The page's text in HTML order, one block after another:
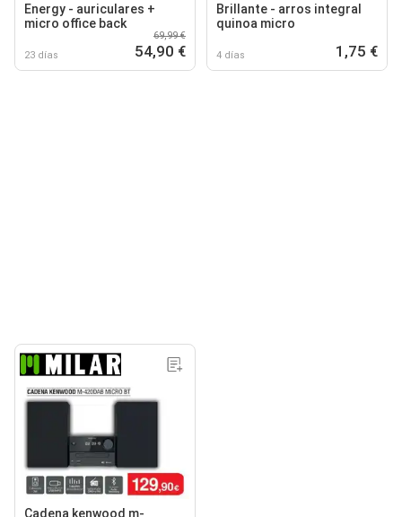
Energy - auriculares +
micro office back
23 días
69,99 €
54,90 €
Brillante - arros integral
quinoa micro
4 días 1,75 €
Cadena kenwood m-